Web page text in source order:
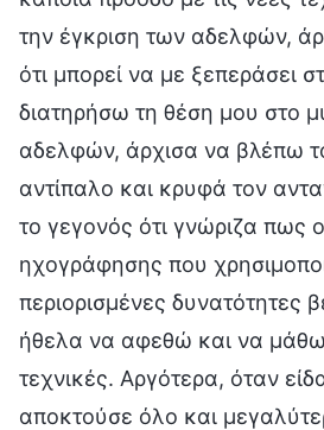
την έγκριση των αδελφών,
ότι μπορεί να με ξεπεράσει
διατηρήσω τη θέση μου στο
αδελφών, άρχισα να βλέπω
αντίπαλο και κρυφά τον
το γεγονός ότι γνώριζα πως
ηχογράφησης που
περιορισμένες δυνατότητες
ήθελα να αφεθώ και να μάθω
τεχνικές. Αργότερα, όταν
αποκτούσε όλο και